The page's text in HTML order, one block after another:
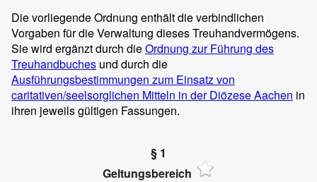
Die vorliegende Ordnung enthält die verbindlichen
Vorgaben für die Verwaltung dieses Treuhandvermögens.
Sie wird ergänzt durch dieOrdnung zur Führung des
Treuhandbuches und durch die
Ausführungsbestimmungen zum Einsatz von
caritativen/seelsorglichen Mitteln in der Diözese Aachen in
ihren jeweils gültigen Fassungen.
§ 1
Geltungsbereich